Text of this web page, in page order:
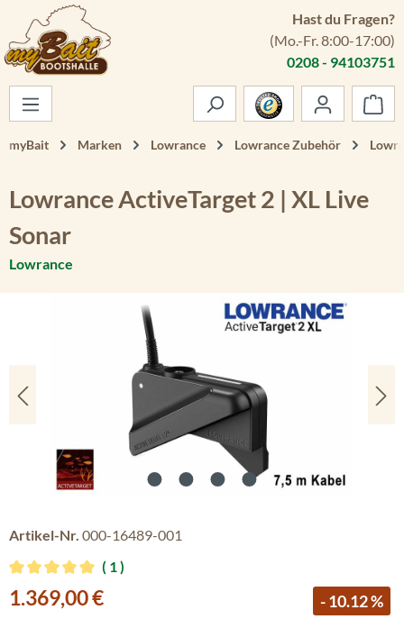
Zum Hauptinhalt springen
Hast du Fragen?
(Mo.-Fr. 8:00-17:00)
0208 - 94103751
myBait Marken Lowrance Lowrance Zubehör
Lowrance ActiveTarget 2 | XL Live
Sonar
Lowrance
Bildergalerie überspringen
Artikel-Nr. 000-16489-001
Durchschnittliche Bewertung von 5 von 5 Sternen
1
Verkaufspreis:
1.369,00 € - 10.12 %